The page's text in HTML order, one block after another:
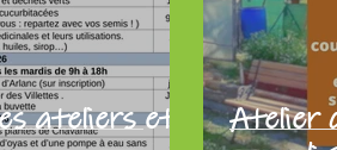
ateliers et
Atelier